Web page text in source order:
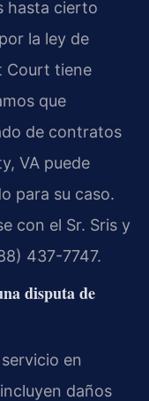
hasta cierto
la ley de
Court tiene
que
de contratos
VA puede
para su caso.
con el Sr. Sris y
437-7747.
disputa de
en
daños